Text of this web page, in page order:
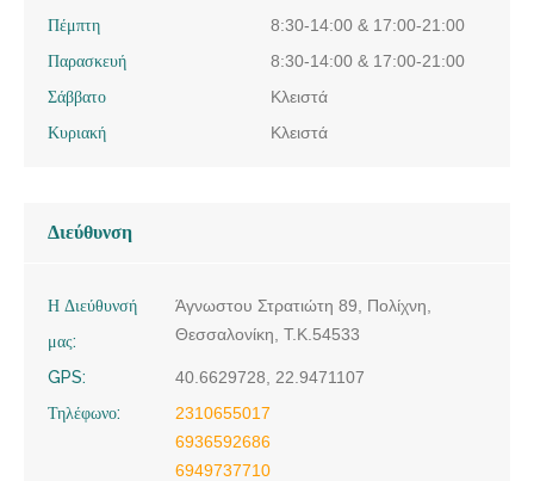
Πέμπτη
8:30-14:00 & 17:00-21:00
Παρασκευή
8:30-14:00 & 17:00-21:00
Σάββατο
Κλειστά
Κυριακή
Κλειστά
Διεύθυνση
Η Διεύθυνσή
μας:
Άγνωστου Στρατιώτη 89, Πολίχνη,
Θεσσαλονίκη, Τ.Κ.54533
GPS:
40.6629728, 22.9471107
Τηλέφωνο:
2310655017
6936592686
6949737710